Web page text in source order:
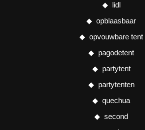
lidl
opblaasbaar
opvouwbare tent
pagodetent
partytent
partytenten
quechua
second